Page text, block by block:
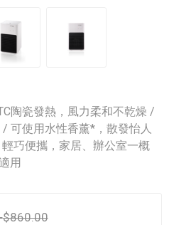
陶瓷發熱，風力柔和不乾燥 /
可使用水性香薰*，散發怡人
巧便攜，家居、辦公室一概
適用
$860.00